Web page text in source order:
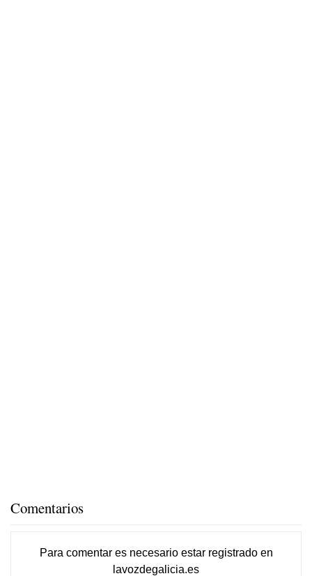
Comentarios
Para comentar es necesario estar registradoen
lavozdegalicia.es